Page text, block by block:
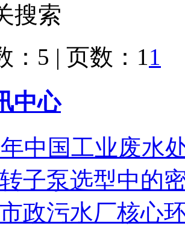
搜索
：5 | 页数：11
中心
中国工业废水
子泵选型中的
政污水厂核心